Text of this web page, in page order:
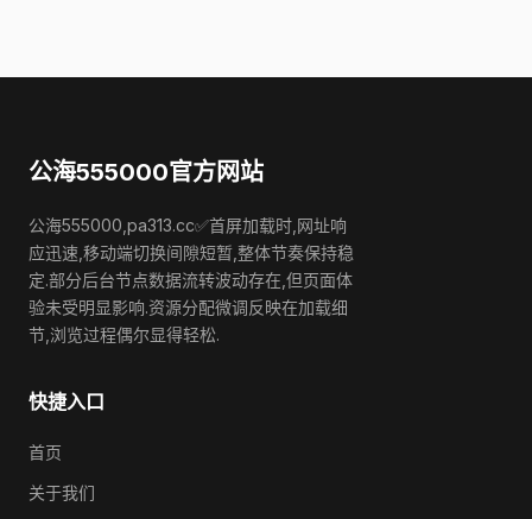
公海555000官方网站
公海555000,pa313.cc✅首屏加载时,网址响
应迅速,移动端切换间隙短暂,整体节奏保持稳
定.部分后台节点数据流转波动存在,但页面体
验未受明显影响.资源分配微调反映在加载细
节,浏览过程偶尔显得轻松.
快捷入口
首页
关于我们